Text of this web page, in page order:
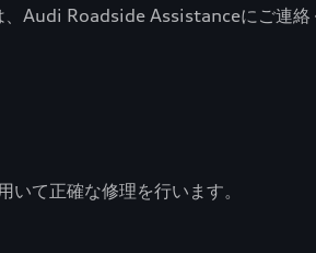
、Audi Roadside Assistanceにご連絡
て正確な修理を行います。